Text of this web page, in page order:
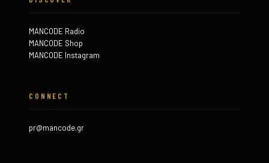
MANCODE Radio
MANCODE Shop
MANCODE Instagram
CONNECT
pr@mancode.gr